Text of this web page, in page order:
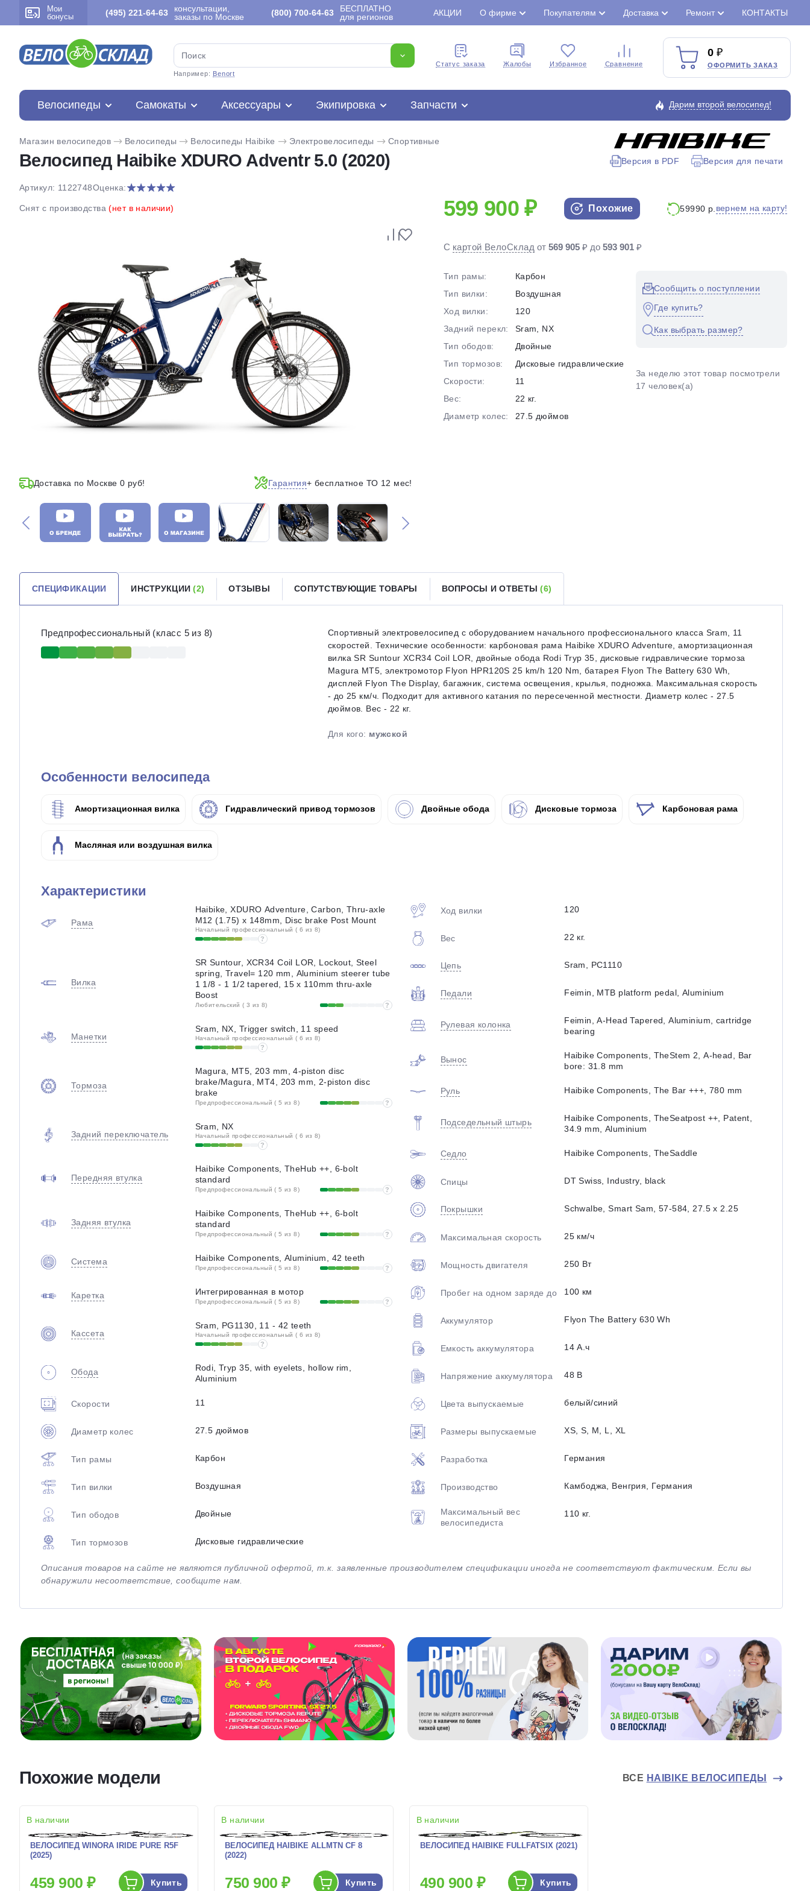
Мои
бонусы
(495) 221-64-63
консультации,
заказы по Москве
(800) 700-64-63
БЕСПЛАТНО
для регионов
АКЦИИ О фирме Покупателям Доставка Ремонт КОНТАКТЫ
Например: Benort
Cтатус заказа Жалобы Избранное Сравнение
0
ОФОРМИТЬ ЗАКАЗ
Велосипеды Самокаты Аксессуары Экипировка Запчасти Дарим второй велосипед!
Магазин велосипедов Велосипеды Велосипеды Haibike Электровелосипеды Спортивные
Велосипед Haibike XDURO Adventr 5.0 (2020) Версия в PDF Версия для печати
Артикул: 1122748Оценка:
Снят с производства(нет в наличии)
Доставка по Москве 0 руб! Гарантия+ бесплатное ТО 12 мес!
599 900 ₽ Похожие 59990 р. вернем на карту!
С картой ВелоСклад от569 905 ₽ до593 901 ₽
Тип рамы:
Карбон
Тип вилки:
Воздушная
Ход вилки:
120
Задний перекл:
Sram, NX
Тип ободов:
Двойные
Тип тормозов:
Дисковые гидравлические
Скорости:
11
Вес:
22 кг.
Диаметр колес:
27.5 дюймов
Сообщить о поступлении
Где купить?
Как выбрать размер?
За неделю этот товар посмотрели
17 человек(а)
СПЕЦИФИКАЦИИ ИНСТРУКЦИИ(2) ОТЗЫВЫ СОПУТСТВУЮЩИЕ ТОВАРЫ ВОПРОСЫ И ОТВЕТЫ(6)
Предпрофессиональный (класс 5 из 8)
Спортивный электровелосипед с оборудованием начального профессионального класса Sram, 11
скоростей. Технические особенности: карбоновая рама Haibike XDURO Adventure, амортизационная
вилка SR Suntour XCR34 Coil LOR, двойные обода Rodi Tryp 35, дисковые гидравлические тормоза
Magura MT5, электромотор Flyon HPR120S 25 km/h 120 Nm, батарея Flyon The Battery 630 Wh,
дисплей Flyon The Display, багажник, система освещения, крылья, подножка. Максимальная скорость
- до 25 км/ч. Подходит для активного катания по пересеченной местности. Диаметр колес - 27.5
дюймов. Вес - 22 кг.
Для кого: мужской
Особенности велосипеда
Амортизационная вилка Гидравлический привод тормозов Двойные обода Дисковые тормоза Карбоновая рама
Масляная или воздушная вилка
Характеристики
Рама
Haibike, XDURO Adventure, Carbon, Thru-axle
M12 (1.75) x 148mm, Disc brake Post Mount
Начальный профессиональный ( 6 из 8)
?
Вилка
SR Suntour, XCR34 Coil LOR, Lockout, Steel
spring, Travel= 120 mm, Aluminium steerer tube
1 1/8 - 1 1/2 tapered, 15 x 110mm thru-axle
Boost
Любительский ( 3 из 8) ?
Манетки
Sram, NX, Trigger switch, 11 speed
Начальный профессиональный ( 6 из 8)
?
Тормоза
Magura, MT5, 203 mm, 4-piston disc
brake/Magura, MT4, 203 mm, 2-piston disc
brake
Предпрофессиональный ( 5 из 8) ?
Задний переключатель
Sram, NX
Начальный профессиональный ( 6 из 8)
?
Передняя втулка
Haibike Components, TheHub ++, 6-bolt
standard
Предпрофессиональный ( 5 из 8) ?
Задняя втулка
Haibike Components, TheHub ++, 6-bolt
standard
Предпрофессиональный ( 5 из 8) ?
Система Haibike Components, Aluminium, 42 teeth
Предпрофессиональный ( 5 из 8) ?
Каретка Интегрированная в мотор
Предпрофессиональный ( 5 из 8) ?
Кассета
Sram, PG1130, 11 - 42 teeth
Начальный профессиональный ( 6 из 8)
?
Обода
Rodi, Tryp 35, with eyelets, hollow rim,
Aluminium
Скорости 11
Диаметр колес 27.5 дюймов
Тип рамы Карбон
Тип вилки Воздушная
Тип ободов Двойные
Тип тормозов Дисковые гидравлические
Ход вилки 120
Вес 22 кг.
Цепь Sram, PC1110
Педали Feimin, MTB platform pedal, Aluminium
Рулевая колонка
Feimin, A-Head Tapered, Aluminium, cartridge
bearing
Вынос
Haibike Components, TheStem 2, A-head, Bar
bore: 31.8 mm
Руль Haibike Components, The Bar +++, 780 mm
Подседельный штырь
Haibike Components, TheSeatpost ++, Patent,
34.9 mm, Aluminium
Седло Haibike Components, TheSaddle
Спицы DT Swiss, Industry, black
Покрышки Schwalbe, Smart Sam, 57-584, 27.5 x 2.25
Максимальная скорость 25 км/ч
Мощность двигателя 250 Вт
Пробег на одном заряде до 100 км
Аккумулятор Flyon The Battery 630 Wh
Емкость аккумулятора 14 А.ч
Напряжение аккумулятора 48 В
Цвета выпускаемые белый/синий
Размеры выпускаемые XS, S, M, L, XL
Разработка Германия
Производство Камбоджа, Венгрия, Германия
Максимальный вес
велосипедиста
110 кг.
Описания товаров на сайте не являются публичной офертой, т.к. заявленные производителем спецификации иногда не соответствуют фактическим. Если вы
обнаружили несоответствие, сообщите нам.
Похожие модели ВСЕ HAIBIKE ВЕЛОСИПЕДЫ
В наличии
ВЕЛОСИПЕД WINORA IRIDE PURE R5F
(2025)
459 900 ₽ Купить
В наличии
ВЕЛОСИПЕД HAIBIKE ALLMTN CF 8
(2022)
750 900 ₽ Купить
В наличии
ВЕЛОСИПЕД HAIBIKE FULLFATSIX (2021)
490 900 ₽ Купить
Разбейте
на части
без переплат
График платежей
Сегодня
25%
Оплачивайте сегодня только
25% картой любого банка
Подробнееоб оплате Плайтом
8 800 302-02-51